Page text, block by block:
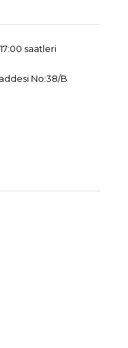
saatleri
No:38/B